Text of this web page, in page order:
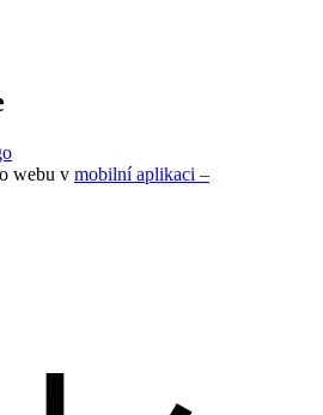
webu v mobilní aplikaci –